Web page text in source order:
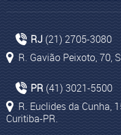
Agência
Agência
RJ (21) 2705-3080
R. Gavião Peixoto, 70,
PR (41) 3021-5500
R. Euclides da Cunha,
Curitiba-PR.